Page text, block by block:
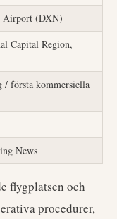
Airport (DXN)
Capital Region,
/ första kommersiella
News
flygplatsen och
procedurer,